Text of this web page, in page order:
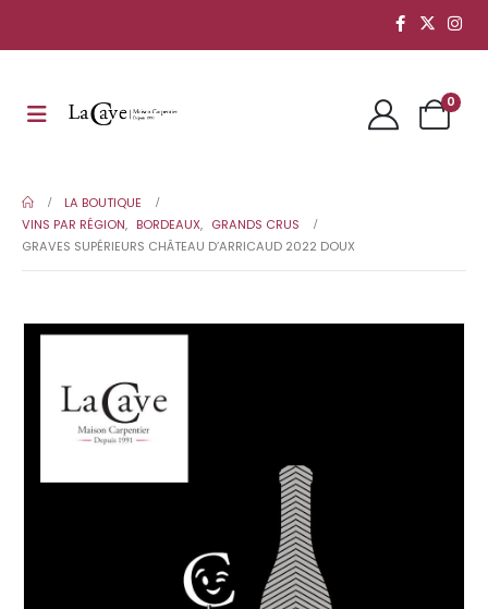
0
LA BOUTIQUE
VINS PAR RÉGION, BORDEAUX, GRANDS CRUS
GRAVES SUPÉRIEURS CHÂTEAU D’ARRICAUD 2022 DOUX